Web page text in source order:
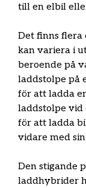
till en elbil
Det finns flera
kan variera i
beroende på
laddstolpe på
för att ladda
laddstolpe vid
för att ladda
vidare med sin
Den stigande
laddhybrider